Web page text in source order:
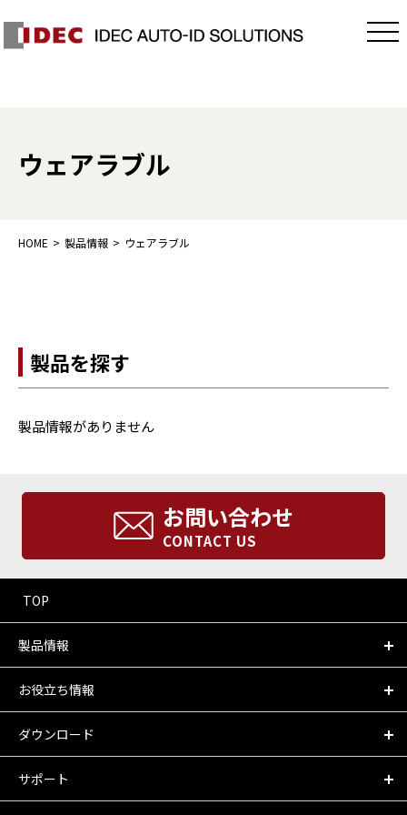
ウェアラブル
HOME 製品情報 ウェアラブル
製品を探す
製品情報がありません
お問い合わせ
CONTACT US
TOP
製品情報
お役立ち情報
ダウンロード
サポート